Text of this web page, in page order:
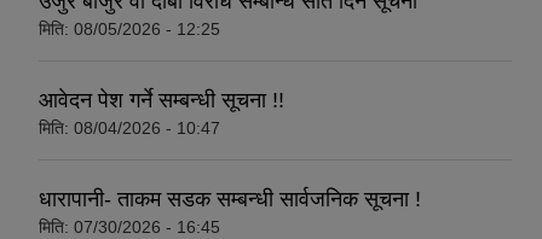
मिति: 08/05/2026 - 12:25
आवेदन पेश गर्ने सम्बन्धी सूचना !!
मिति: 08/04/2026 - 10:47
धारापानी- ताकम सडक सम्बन्धी सार्वजनिक सूचना !
मिति: 07/30/2026 - 16:45